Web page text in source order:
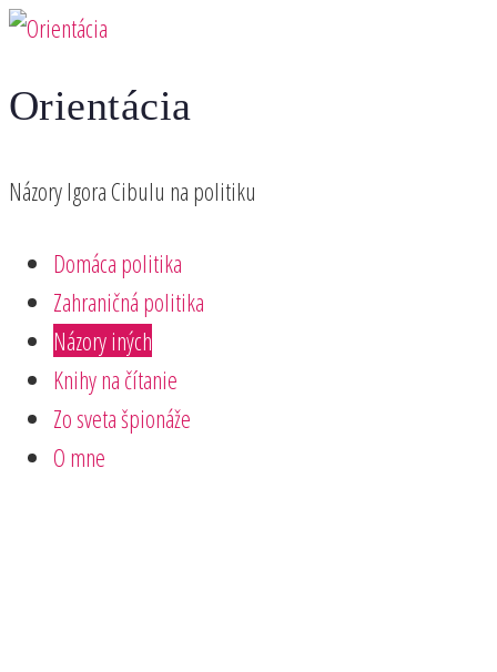
Preskočiť
obsah
Orientácia
Názory Igora Cibulu na politiku
Domáca politika
Zahraničná politika
Názory iných
Knihy na čítanie
Zo sveta špionáže
O mne